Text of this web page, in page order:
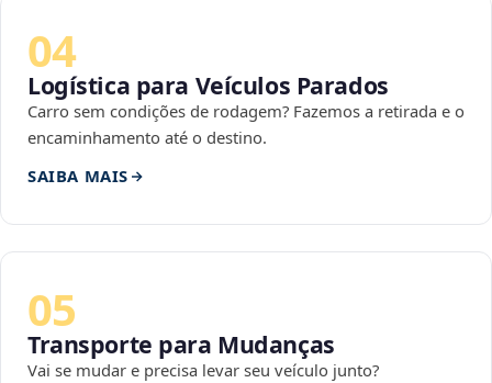
04
Logística para Veículos Parados
Carro sem condições de rodagem? Fazemos a retirada e o
encaminhamento até o destino.
SAIBA MAIS
05
Transporte para Mudanças
Vai se mudar e precisa levar seu veículo junto?